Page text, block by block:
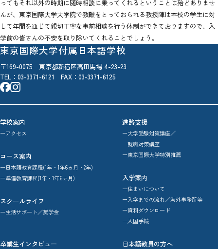
ってもそれ以外の時期に随時相談に乗ってくれるということは殆どありませ
んが、東京国際大学大学院で教鞭をとっておられる教授陣は本校の学生に対
して年間を通じて親切丁寧な事前相談を行う体制ができておりますので、入
学前の皆さんの不安を取り除いてくれることでしょう。
東京国際大学付属日本語学校
〒169-0075 東京都新宿区高田馬場 4-23-23
TEL： 03-3371-6121 FAX：03-3371-6125
学校案内
ーアクセス
コース案内
ー日本語教育課程(1年・1年6ヵ月・2年)
ー準備教育課程(1年・1年6ヵ月)
スクールライフ
ー生活サポート／奨学金
進路支援
ー大学受験対策講座／
就職対策講座
ー東京国際大学特別推薦
入学案内
ー住まいについて
ー入学までの流れ／海外事務所等
ー資料ダウンロード
ー入国手続
卒業生インタビュー
日本語教員の方へ